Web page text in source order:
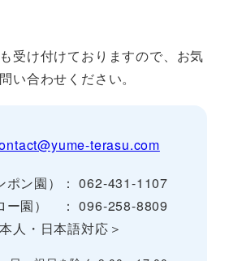
受け付けておりますので、お気
い合わせください。
terasu.com
ポン園）： 062-431-1107
ー園） ： 096-258-8809
人・日本語対応＞